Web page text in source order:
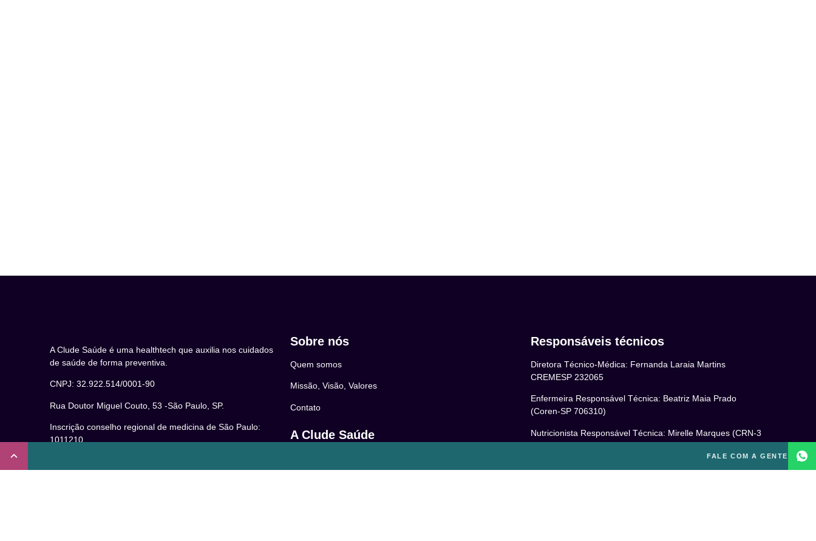
FALE COM A GENTE
A Clude Saúde é uma healthtech que auxilia nos cuidados
de saúde de forma preventiva.
CNPJ: 32.922.514/0001-90
Rua Doutor Miguel Couto, 53 -São Paulo, SP.
Inscrição conselho regional de medicina de São Paulo:
1011210
Sobre nós
Quem somos
Missão, Visão, Valores
Contato
A Clude Saúde
Responsáveis técnicos
Diretora Técnico-Médica: Fernanda Laraia Martins
CREMESP 232065
Enfermeira Responsável Técnica: Beatriz Maia Prado
(Coren-SP 706310)
Nutricionista Responsável Técnica: Mirelle Marques (CRN-3